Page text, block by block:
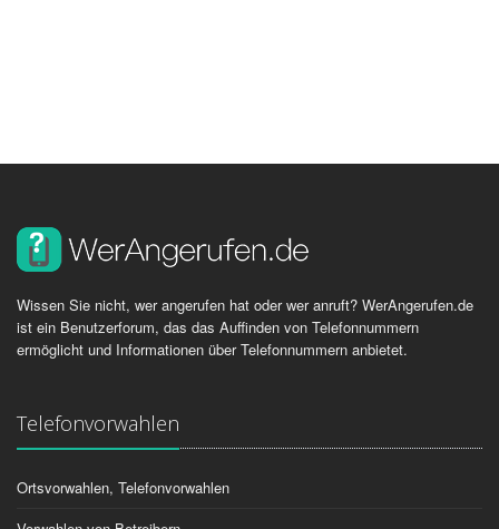
Wissen Sie nicht, wer angerufen hat oder wer anruft? WerAngerufen.de
ist ein Benutzerforum, das das Auffinden von Telefonnummern
ermöglicht und Informationen über Telefonnummern anbietet.
Telefonvorwahlen
Ortsvorwahlen, Telefonvorwahlen